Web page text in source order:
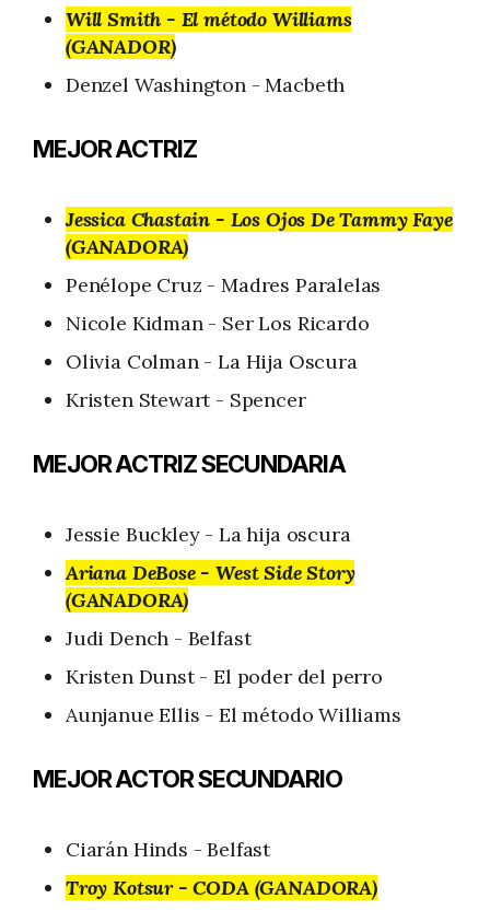
Will Smith - El método Williams
(GANADOR)
Denzel Washington - Macbeth
MEJOR ACTRIZ
Jessica Chastain - Los Ojos De Tammy Faye
(GANADORA)
Penélope Cruz - Madres Paralelas
Nicole Kidman - Ser Los Ricardo
Olivia Colman - La Hija Oscura
Kristen Stewart - Spencer
MEJOR ACTRIZ SECUNDARIA
Jessie Buckley - La hija oscura
Ariana DeBose - West Side Story
(GANADORA)
Judi Dench - Belfast
Kristen Dunst - El poder del perro
Aunjanue Ellis - El método Williams
MEJOR ACTOR SECUNDARIO
Ciarán Hinds - Belfast
Troy Kotsur - CODA (GANADORA)